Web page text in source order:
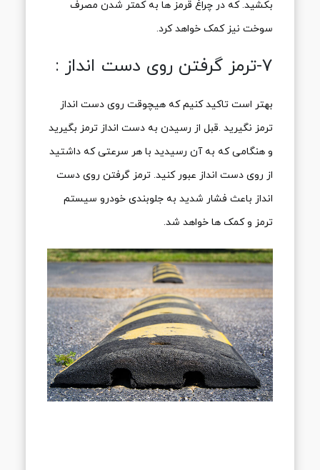
بکشید. که در چراغ قرمز ها به کمتر شدن مصرف
سوخت نیز کمک خواهد کرد.
7-ترمز گرفتن روی دست انداز :
بهتر است تاکید کنیم که هیچوقت روی دست انداز
ترمز نگیرید .قبل از رسیدن به دست انداز ترمز بگیرید
و هنگامی که به آن رسیدید با هر سرعتی که داشتید
از روی دست انداز عبور کنید. ترمز گرفتن روی دست
انداز باعث فشار شدید به جلوبندی خودرو سیستم
ترمز و کمک ها خواهد شد.